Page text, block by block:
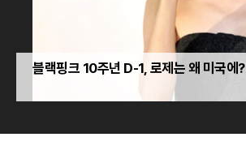
블랙핑크 10주년 D-1, 로제는 왜 미국에?